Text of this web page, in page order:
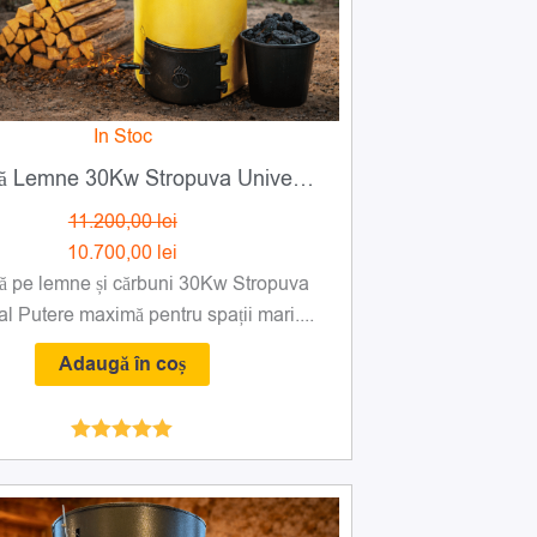
In Stoc
Centrală Lemne 30Kw Stropuva Universal (lemne și cărbuni)
11.200,00lei
10.700,00 lei
pe lemne și cărbuni 30Kw Stropuva
Putere maximă pentru spații mari....
Adaugă în coș
Evaluat la
4.94
Prețul
inițial
Prețul
curent